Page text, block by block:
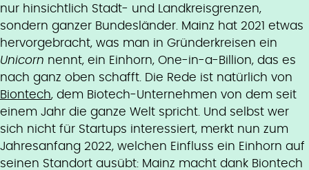
nur hinsichtlich Stadt- und Landkreisgrenzen,
sondern ganzer Bundesländer. Mainz hat 2021 etwas
hervorgebracht, was man in Gründerkreisen ein
Unicorn nennt, ein Einhorn, One-in-a-Billion, das es
nach ganz oben schafft. Die Rede ist natürlich von
Biontech, dem Biotech-Unternehmen von dem seit
einem Jahr die ganze Welt spricht. Und selbst wer
sich nicht für Startups interessiert, merkt nun zum
Jahresanfang 2022, welchen Einfluss ein Einhorn auf
seinen Standort ausübt: Mainz macht dank Biontech